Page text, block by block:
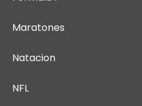
Maratones
Natacion
NFL